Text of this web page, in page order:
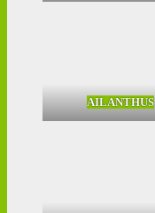
AILANTHUS